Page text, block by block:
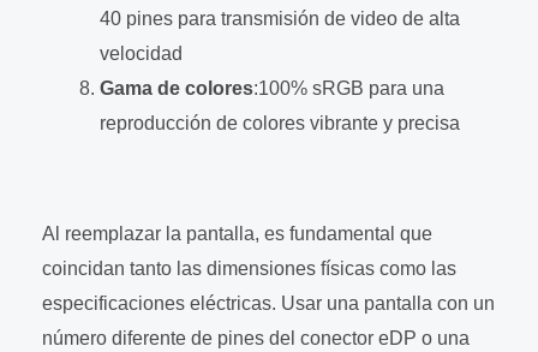
40 pines para transmisión de video de alta
velocidad
Gama de colores:100% sRGB para una
reproducción de colores vibrante y precisa
Al reemplazar la pantalla, es fundamental que
coincidan tanto las dimensiones físicas como las
especificaciones eléctricas. Usar una pantalla con un
número diferente de pines del conector eDP o una